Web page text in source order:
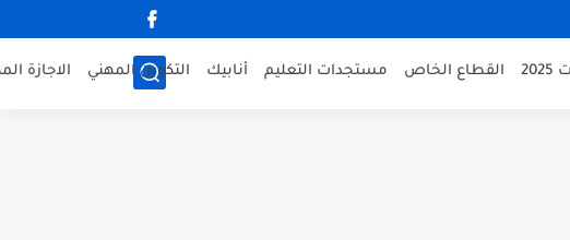
القطاع الخاص مستجدات التعليم أنابيك التكوين المهني الاجازة